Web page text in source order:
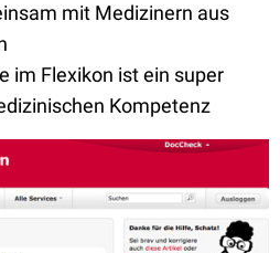
mit Medizinern aus
im Flexikon ist ein super
Kompetenz